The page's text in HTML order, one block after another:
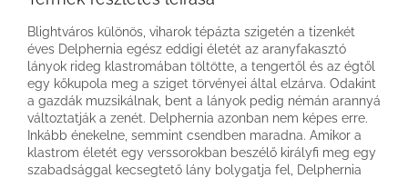
Blightváros különös, viharok tépázta szigetén a tizenkét
éves Delphernia egész eddigi életét az aranyfakasztó
lányok rideg klastromában töltötte, a tengertől és az égtől
egy kőkupola meg a sziget törvényei által elzárva. Odakint
a gazdák muzsikálnak, bent a lányok pedig némán arannyá
változtatják a zenét. Delphernia azonban nem képes erre.
Inkább énekelne, semmint csendben maradna. Amikor a
klastrom életét egy verssorokban beszélő királyfi meg egy
szabadsággal kecsegtető lány bolygatja fel, Delphernia